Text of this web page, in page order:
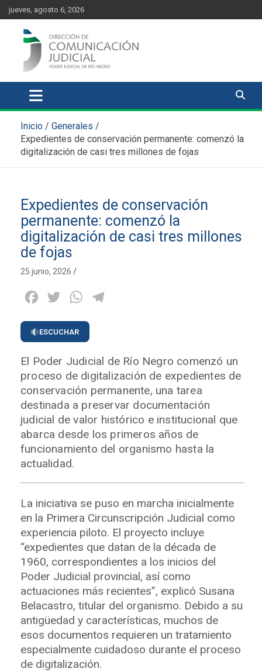
content
Skip
to
content
jueves, agosto 6, 2026
Comunicación Judicial
Inicio
Generales
Expedientes de conservación permanente: comenzó la
digitalización de casi tres millones de fojas
Expedientes de conservación
permanente: comenzó la
digitalización de casi tres millones
de fojas
25 junio, 2026
Facebook
Twitter WhatsApp
ESCUCHAR
El Poder Judicial de Río Negro comenzó un
proceso de digitalización de expedientes de
conservación permanente, una tarea
destinada a preservar documentación
judicial de valor histórico e institucional que
abarca desde los primeros años de
funcionamiento del organismo hasta la
actualidad.
La iniciativa se puso en marcha inicialmente
en la Primera Circunscripción Judicial como
experiencia piloto. El proyecto incluye
“expedientes que datan de la década de
1960, correspondientes a los inicios del
Poder Judicial provincial, así como
actuaciones más recientes”, explicó Susana
Belacastro, titular del organismo. Debido a su
antigüedad y características, muchos de
esos documentos requieren un tratamiento
especialmente cuidadoso durante el proceso
de digitalización.